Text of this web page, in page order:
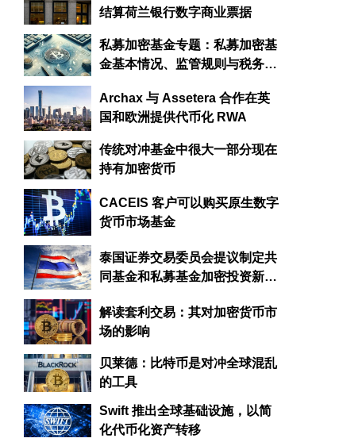
结算荷兰银行数字商业票据
私募加密基金专题：私募加密基
金基本情况、监管规则与税务政
Archax 与 Assetera 合作在英
国和欧洲提供代币化 RWA
传统对冲基金中很大一部分现在
持有加密货币
CACEIS 客户可以购买原生数字
货币市场基金
泰国证券交易委员会提议制定共
同基金和私募基金加密投资新规
解读套利交易：其对加密货币市
场的影响
贝莱德：比特币是对冲全球混乱
的工具
Swift 推出全球基础设施，以简
化代币化资产转移